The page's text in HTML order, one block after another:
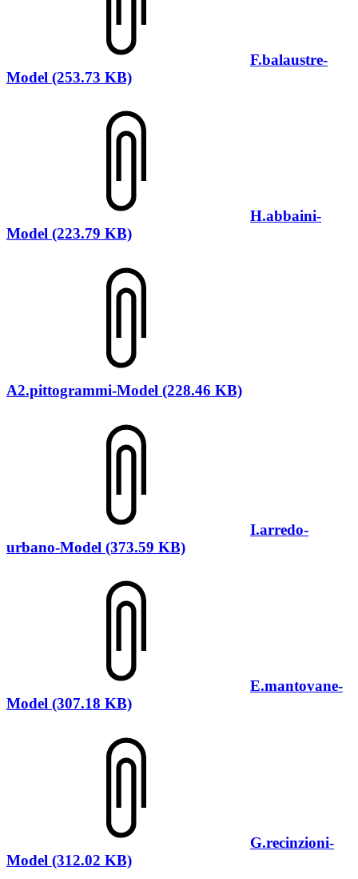
F.balaustre-
Model (253.73 KB)
H.abbaini-
Model (223.79 KB)
A2.pittogrammi-Model (228.46 KB)
I.arredo-
urbano-Model (373.59 KB)
E.mantovane-
Model (307.18 KB)
G.recinzioni-
Model (312.02 KB)